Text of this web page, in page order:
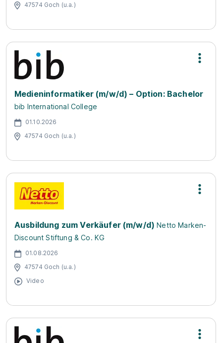
47574 Goch (u.a.)
Medieninformatiker (m/w/d) – Option: Bachelor
bib International College
01.10.2026
47574 Goch (u.a.)
Ausbildung zum Verkäufer (m/w/d) Netto Marken-
Discount Stiftung & Co. KG
01.08.2026
47574 Goch (u.a.)
Video